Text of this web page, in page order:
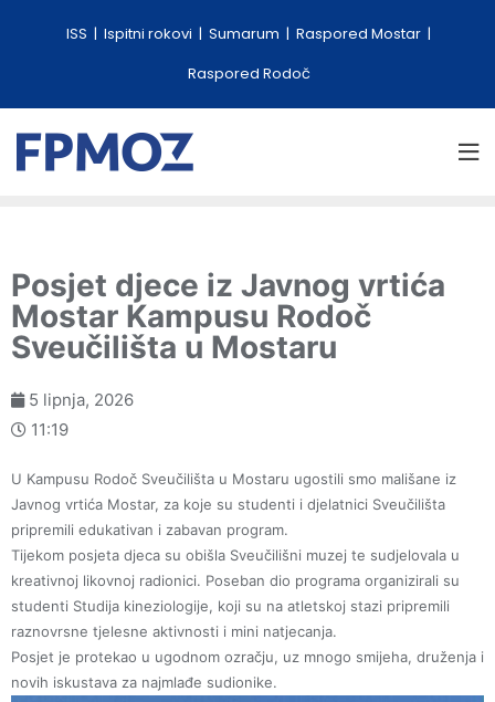
ISS Ispitni rokovi Sumarum
Raspored Mostar
Raspored Rodoč
Posjet djece iz Javnog vrtića
Mostar Kampusu Rodoč
Sveučilišta u Mostaru
5 lipnja, 2026
11:19
U Kampusu Rodoč Sveučilišta u Mostaru ugostili smo mališane iz
Javnog vrtića Mostar, za koje su studenti i djelatnici Sveučilišta
pripremili edukativan i zabavan program.
Tijekom posjeta djeca su obišla Sveučilišni muzej te sudjelovala u
kreativnoj likovnoj radionici. Poseban dio programa organizirali su
studenti Studija kineziologije, koji su na atletskoj stazi pripremili
raznovrsne tjelesne aktivnosti i mini natjecanja.
Posjet je protekao u ugodnom ozračju, uz mnogo smijeha, druženja i
novih iskustava za najmlađe sudionike.